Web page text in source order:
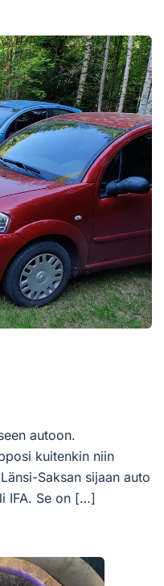
autoon.
kuitenkin niin
Saksan sijaan auto
IFA. Se on […]